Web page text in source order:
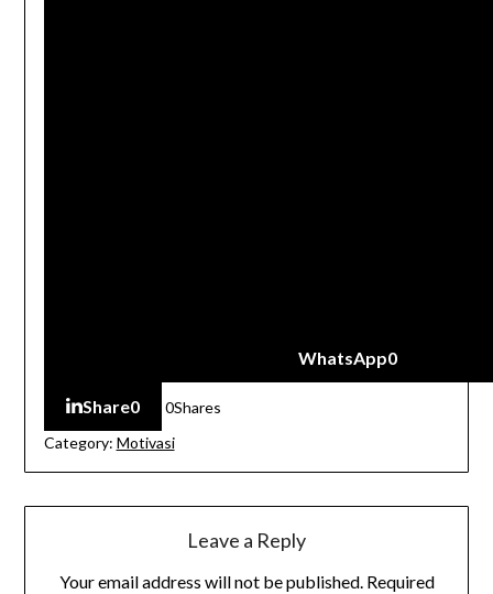
WhatsApp0
Share0 0Shares
Category: Motivasi
Leave a Reply
Your email address will not be published. Required